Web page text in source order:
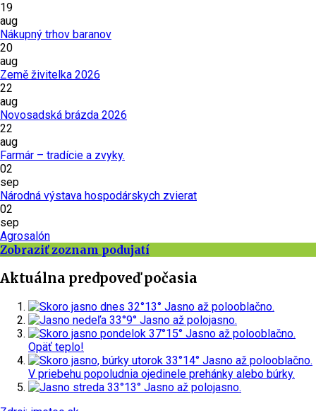
19
aug
Nákupný trhov baranov
20
aug
Země živitelka 2026
22
aug
Novosadská brázda 2026
22
aug
Farmár – tradície a zvyky.
02
sep
Národná výstava hospodárskych zvierat
02
sep
Agrosalón
Zobraziť zoznam podujatí
Aktuálna predpoveď počasia
dnes 32°13° Jasno až polooblačno.
nedeľa 33°9° Jasno až polojasno.
pondelok 37°15° Jasno až polooblačno.
Opäť teplo!
utorok 33°14° Jasno až polooblačno.
V priebehu popoludnia ojedinele prehánky alebo búrky.
streda 33°13° Jasno až polojasno.